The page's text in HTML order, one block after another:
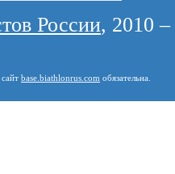
России, 2010
base.biathlonrus.com обязательна.